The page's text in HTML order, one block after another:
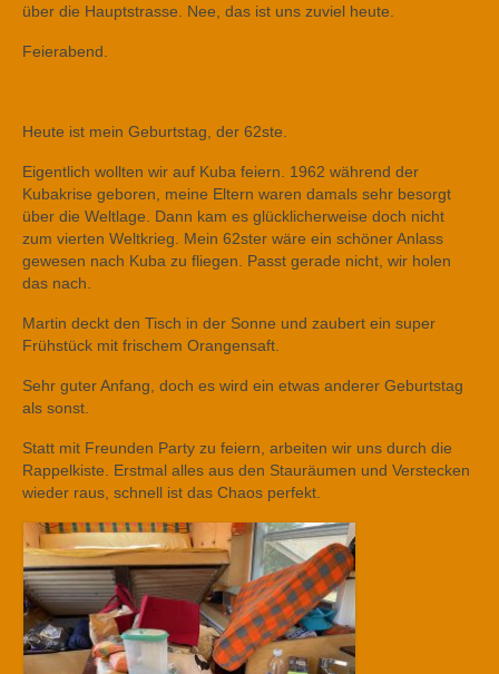
über die Hauptstrasse. Nee, das ist uns zuviel heute.
Feierabend.
Heute ist mein Geburtstag, der 62ste.
Eigentlich wollten wir auf Kuba feiern. 1962 während der
Kubakrise geboren, meine Eltern waren damals sehr besorgt
über die Weltlage. Dann kam es glücklicherweise doch nicht
zum vierten Weltkrieg. Mein 62ster wäre ein schöner Anlass
gewesen nach Kuba zu fliegen. Passt gerade nicht, wir holen
das nach.
Martin deckt den Tisch in der Sonne und zaubert ein super
Frühstück mit frischem Orangensaft.
Sehr guter Anfang, doch es wird ein etwas anderer Geburtstag
als sonst.
Statt mit Freunden Party zu feiern, arbeiten wir uns durch die
Rappelkiste. Erstmal alles aus den Stauräumen und Verstecken
wieder raus, schnell ist das Chaos perfekt.